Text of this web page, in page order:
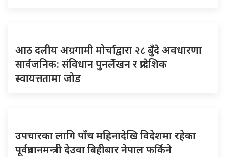
आठ दलीय अग्रगामी मोर्चाद्वारा २८ बुँदे अवधारणा
सार्वजनिक: संविधान पुनर्लेखन र प्रादेशिक
स्वायत्ततामा जोड
उपचारका लागि पाँच महिनादेखि विदेशमा रहेका
पूर्वप्रधानमन्त्री देउवा बिहीबार नेपाल फर्किने